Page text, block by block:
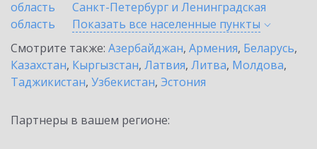
область
Санкт-Петербург и Ленинградская
область
Показать все населенные пункты
Смотрите также: Азербайджан, Армения, Беларусь,
Казахстан, Кыргызстан, Латвия, Литва, Молдова,
Таджикистан, Узбекистан, Эстония
Партнеры в вашем регионе: